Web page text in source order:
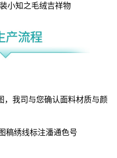
小知之毛绒吉祥物
，我司与您确认面料材质与颜
稿绣线标注潘通色号